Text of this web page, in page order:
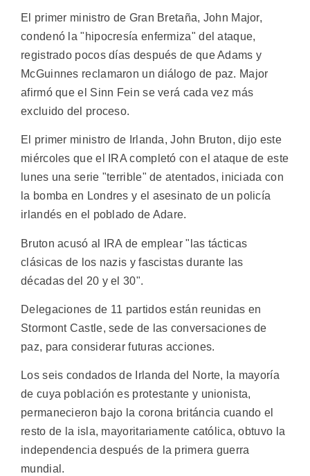
El primer ministro de Gran Bretaña, John Major,
condenó la "hipocresía enfermiza" del ataque,
registrado pocos días después de que Adams y
McGuinnes reclamaron un diálogo de paz. Major
afirmó que el Sinn Fein se verá cada vez más
excluido del proceso.
El primer ministro de Irlanda, John Bruton, dijo este
miércoles que el IRA completó con el ataque de este
lunes una serie "terrible" de atentados, iniciada con
la bomba en Londres y el asesinato de un policía
irlandés en el poblado de Adare.
Bruton acusó al IRA de emplear "las tácticas
clásicas de los nazis y fascistas durante las
décadas del 20 y el 30".
Delegaciones de 11 partidos están reunidas en
Stormont Castle, sede de las conversaciones de
paz, para considerar futuras acciones.
Los seis condados de Irlanda del Norte, la mayoría
de cuya población es protestante y unionista,
permanecieron bajo la corona británcia cuando el
resto de la isla, mayoritariamente católica, obtuvo la
independencia después de la primera guerra
mundial.